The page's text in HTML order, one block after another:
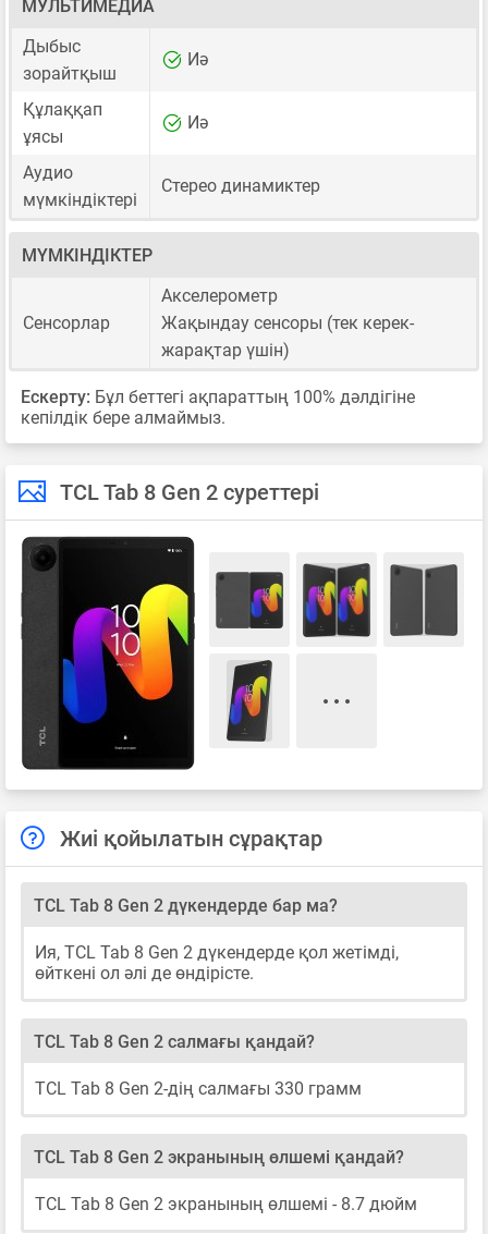
МУЛЬТИМЕДИА
Дыбыс
зорайтқыш
Иә
Құлаққап
ұясы
Иә
Аудио
мүмкіндіктері
Стерео динамиктер
МҮМКІНДІКТЕР
Сенсорлар
Акселерометр
Жақындау сенсоры (тек керек-
жарақтар үшін)
Ескерту: Бұл беттегі ақпараттың 100% дәлдігіне
кепілдік бере алмаймыз.
TCL Tab 8 Gen 2 суреттері
Жиі қойылатын сұрақтар
TCL Tab 8 Gen 2 дүкендерде бар ма?
Ия, TCL Tab 8 Gen 2 дүкендерде қол жетімді,
өйткені ол әлі де өндірісте.
TCL Tab 8 Gen 2 салмағы қандай?
TCL Tab 8 Gen 2-дің салмағы 330 грамм
TCL Tab 8 Gen 2 экранының өлшемі қандай?
TCL Tab 8 Gen 2 экранының өлшемі - 8.7 дюйм